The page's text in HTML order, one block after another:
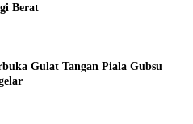
Berat
Gulat Tangan Piala Gubsu